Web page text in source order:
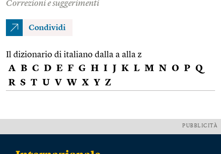
Correzioni e suggerimenti
Condividi
Il dizionario di italiano dalla a alla z
A B C D E F G H I J K L M N O P Q
R S T U V W X Y Z
PUBBLICITÀ